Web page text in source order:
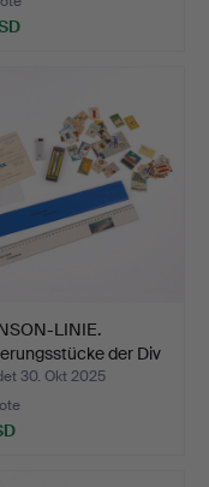
LINIE.
der Div
30. Okt 2025